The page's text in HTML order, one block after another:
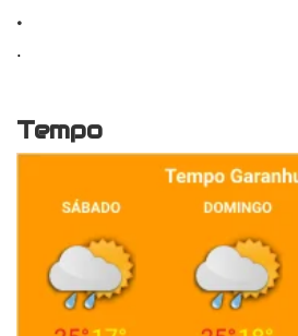
.
.
Tempo